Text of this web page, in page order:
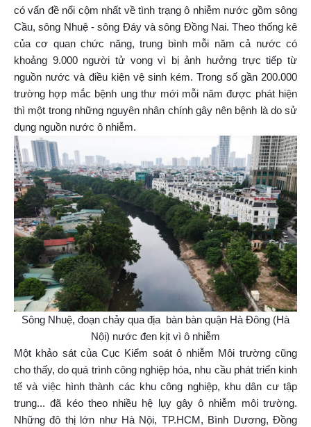
có vấn đề nổi cộm nhất về tình trạng ô nhiễm nước gồm sông
Cầu, sông Nhuệ - sông Đáy và sông Đồng Nai. Theo thống kê
của cơ quan chức năng, trung bình mỗi năm cả nước có
khoảng 9.000 người tử vong vì bị ảnh hưởng trực tiếp từ
nguồn nước và điều kiện vệ sinh kém. Trong số gần 200.000
trường hợp mắc bệnh ung thư mới mỗi năm được phát hiện
thì một trong những nguyên nhân chính gây nên bệnh là do sử
dụng nguồn nước ô nhiễm.
Sông Nhuệ, đoạn chảy qua địa bàn bàn quận Hà Đông (Hà
Nội) nước đen kịt vì ô nhiễm
Một khảo sát của Cục Kiểm soát ô nhiễm Môi trường cũng
cho thấy, do quá trình công nghiệp hóa, nhu cầu phát triển kinh
tế và việc hình thành các khu công nghiệp, khu dân cư tập
trung... đã kéo theo nhiều hệ lụy gây ô nhiễm môi trường.
Những đô thị lớn như Hà Nội, TP.HCM, Bình Dương, Đồng